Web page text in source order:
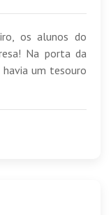
os alunos do
Na porta da
um tesouro